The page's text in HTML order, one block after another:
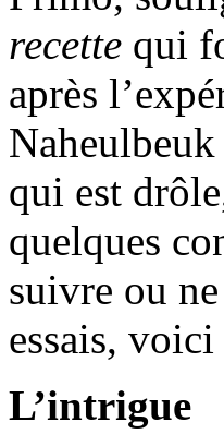
recette qui
après
qui est
quelques
suivre ou
essais,
L’intrigue